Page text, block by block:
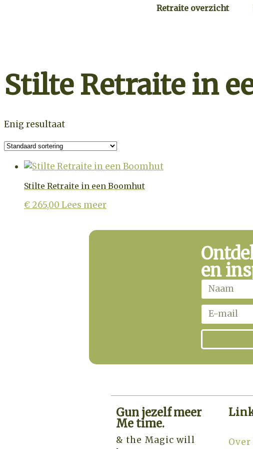
Retraite overzicht
Stilte Retraite in
Enig resultaat
Stilte Retraite in een Boomhut
€ 265,00 Lees meer
en
Gun jezelf meer
Me time.​
& the Magic will